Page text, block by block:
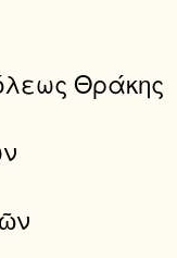
Θράκης